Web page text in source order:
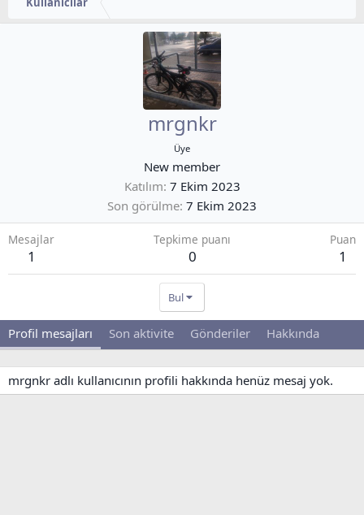
mrgnkr
Üye
New member
Katılım 7 Ekim 2023
Son görülme 7 Ekim 2023
Mesajlar
1
Tepkime puanı
0
Puan
1
Bul
Profil mesajları Son aktivite Gönderiler Hakkında
mrgnkr adlı kullanıcının profili hakkında henüz mesaj yok.